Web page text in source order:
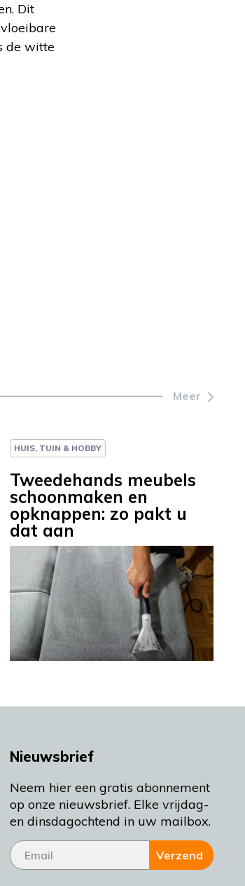
Dit
de witte
Meer
HUIS, TUIN & HOBBY
Tweedehands meubels
schoonmaken en
opknappen: zo pakt u
dat aan
Nieuwsbrief
Neem hier een gratis abonnement
op onze nieuwsbrief. Elke vrijdag-
en dinsdagochtend in uw mailbox.
Verzend